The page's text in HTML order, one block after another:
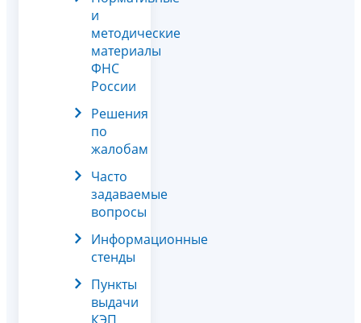
и
методические
материалы
ФНС
России
Решения
по
жалобам
Часто
задаваемые
вопросы
Информационные
стенды
Пункты
выдачи